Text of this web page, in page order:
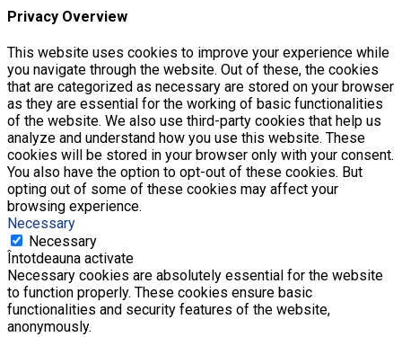
Privacy Overview
This website uses cookies to improve your experience while
you navigate through the website. Out of these, the cookies
that are categorized as necessary are stored on your browser
as they are essential for the working of basic functionalities
of the website. We also use third-party cookies that help us
analyze and understand how you use this website. These
cookies will be stored in your browser only with your consent.
You also have the option to opt-out of these cookies. But
opting out of some of these cookies may affect your
browsing experience.
Necessary
Necessary
Întotdeauna activate
Necessary cookies are absolutely essential for the website
to function properly. These cookies ensure basic
functionalities and security features of the website,
anonymously.